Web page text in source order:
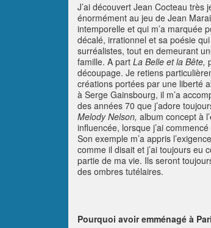
J’ai découvert Jean Cocteau très
énormément au jeu de Jean
intemporelle et qui m’a marquée
décalé, irrationnel et sa poésie
surréalistes, tout en demeurant
famille. A part La Belle et la Bête,
découpage. Je retiens
créations portées par une liberté
à Serge Gainsbourg, il m’a
des années 70 que j’adore
Melody Nelson, album concept à
influencée, lorsque j’ai
Son exemple m’a appris
comme il disait et j’ai toujours eu
partie de ma vie. Ils seront
des ombres tutélaires.
Pourquoi avoir emménagé à